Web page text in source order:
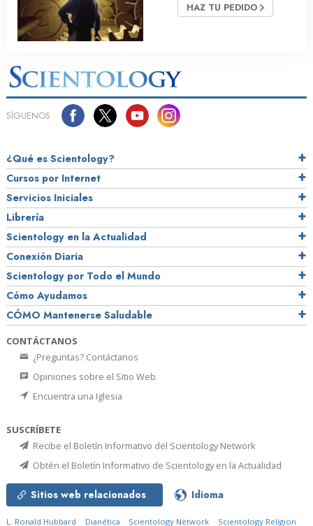
HAZ TU PEDIDO
SÍGUENOS
¿Qué es Scientology?
Cursos por Internet
Servicios Iniciales
Librería
Scientology en la Actualidad
Conexión Diaria
Scientology por Todo el Mundo
Cómo Ayudamos
CÓMO Mantenerse Saludable
CONTÁCTANOS
¿Preguntas? Contáctanos
Opiniones sobre el Sitio Web
Encuentra una Iglesia
SUSCRÍBETE
Recibe el Boletín Informativo del Scientology Network
Obtén el Boletín Informativo de Scientology en la Actualidad
Sitios web relacionados Idioma
L. Ronald Hubbard Dianética Scientology Network Scientology Religion